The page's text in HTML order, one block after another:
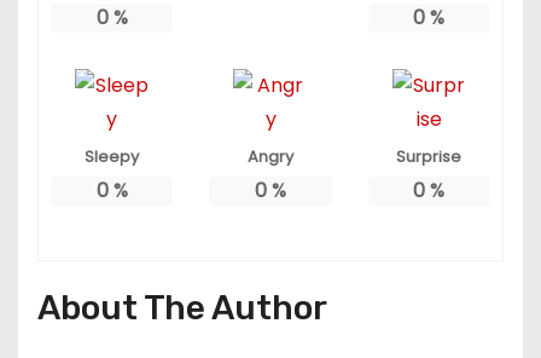
0% 0%
Sleepy
0%
Angry
0%
Surprise
0%
About The Author